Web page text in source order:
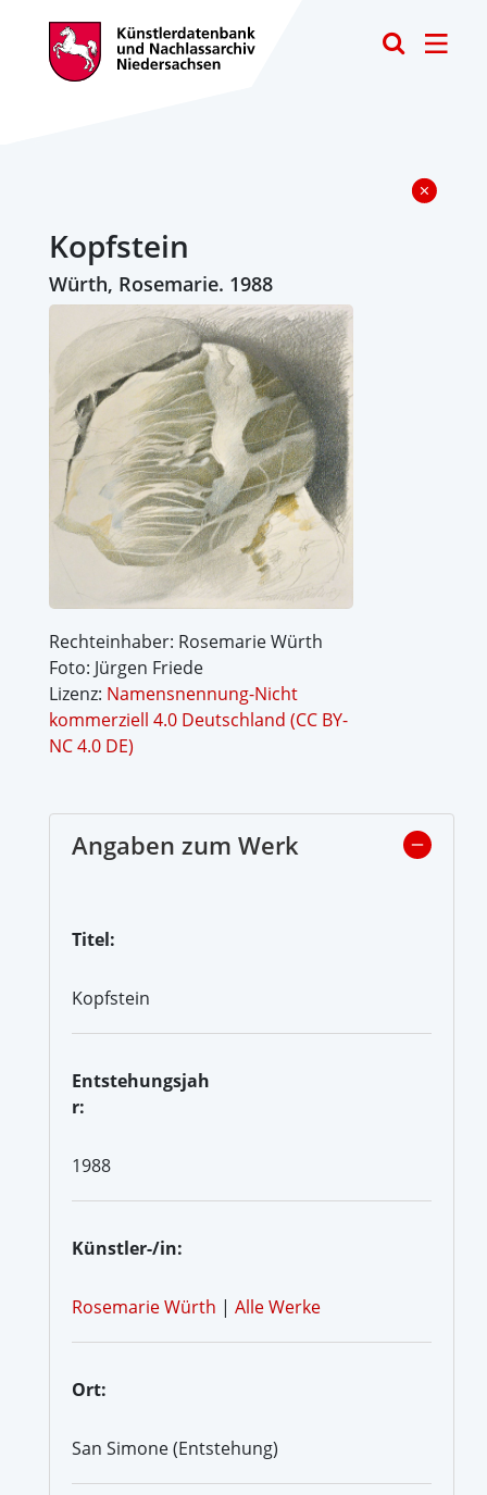
Kopfstein
Würth, Rosemarie. 1988
Rechteinhaber: Rosemarie Würth
Foto: Jürgen Friede
Lizenz: Namensnennung-Nicht
kommerziell 4.0 Deutschland (CC BY-
NC 4.0 DE)
Angaben zum Werk
Titel:
Kopfstein
Entstehungsjah
r:
1988
Künstler-/in:
Rosemarie Würth | Alle Werke
Ort:
San Simone (Entstehung)